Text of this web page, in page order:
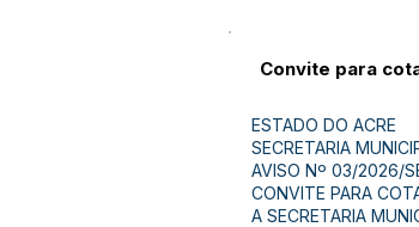
Convite para
ESTADO DO ACRE
SECRETARIA
AVISO Nº 03/2026/
CONVITE PARA
A SECRETARIA